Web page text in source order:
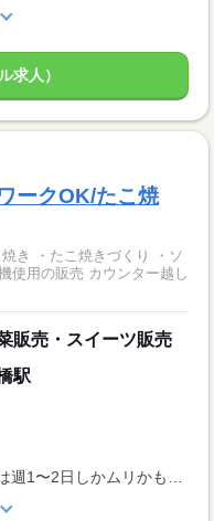
求人）
ークOK/たこ焼
き ・たこ焼きづくり ・ソ
使用の販売 カウンター越し
販売・スイーツ販売
駅